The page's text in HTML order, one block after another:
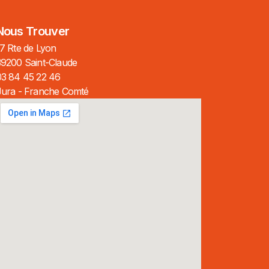
Trouver
Rte de Lyon
Saint-Claude
84 45 22 46
- Franche Comté